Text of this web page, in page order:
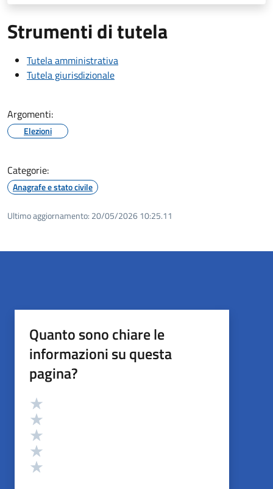
Strumenti di tutela
Tutela amministrativa
Tutela giurisdizionale
Argomenti:
Elezioni
Categorie:
Anagrafe e stato civile
Ultimo aggiornamento: 20/05/2026 10:25.11
Quanto sono chiare le
informazioni su questa
pagina?
Valutazione